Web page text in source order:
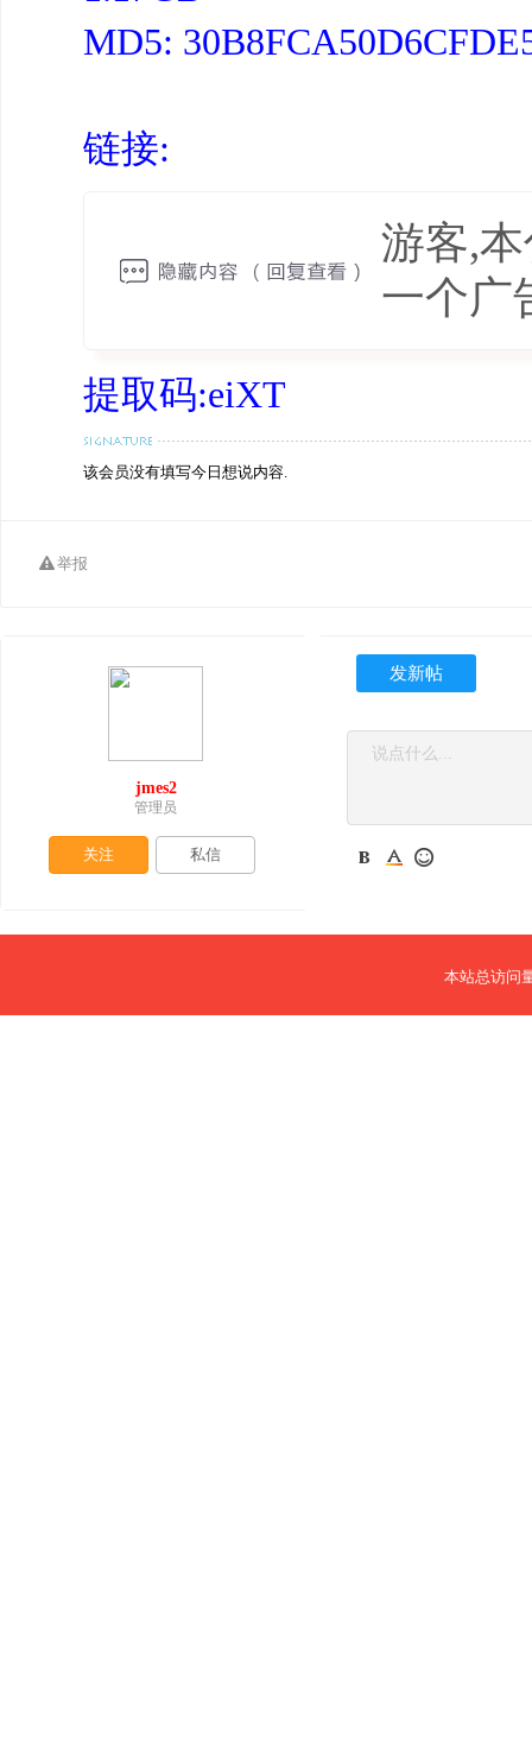
MD5:
链接:
游客,
一个广
提取码:eiXT
该会员没有填写今日想说内容.
举报
发新帖
jmes2
管理员
关注 私信
本站总访问